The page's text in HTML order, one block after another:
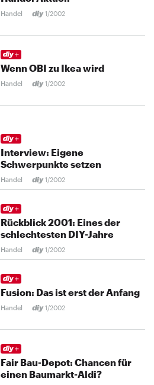
Handel 1/2002
Wenn OBI zu Ikea wird
Handel 1/2002
Interview: Eigene
Schwerpunkte setzen
Handel 1/2002
Rückblick 2001: Eines der
schlechtesten DIY-Jahre
Handel 1/2002
Fusion: Das ist erst der Anfang
Handel 1/2002
Fair Bau-Depot: Chancen für
einen Baumarkt-Aldi?